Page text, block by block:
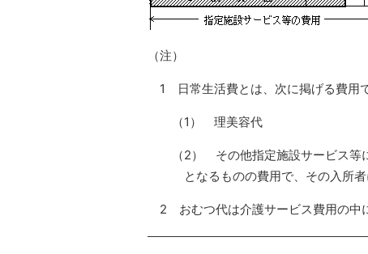
（注）
1 日常生活費とは、次に掲げる費用
（1） 理美容代
（2） その他指定施設サービス等
となるものの費用で、その入所
2 おむつ代は介護サービス費用の中